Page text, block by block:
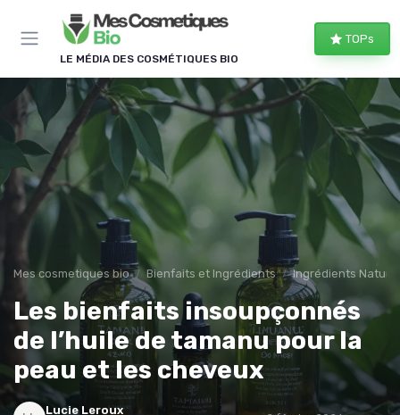
LE MÉDIA DES COSMÉTIQUES BIO
TOPs
Mes cosmetiques bio Bienfaits et Ingrédients Ingrédients
Les bienfaits insoupçonnés
de l’huile de tamanu pour la
peau et les cheveux
Lucie Leroux
Panneau de gestion des cookies